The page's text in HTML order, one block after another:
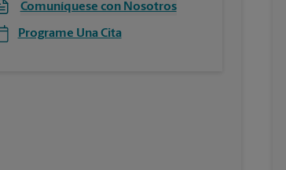
Comuníquese con Nosotros
Programe Una Cita